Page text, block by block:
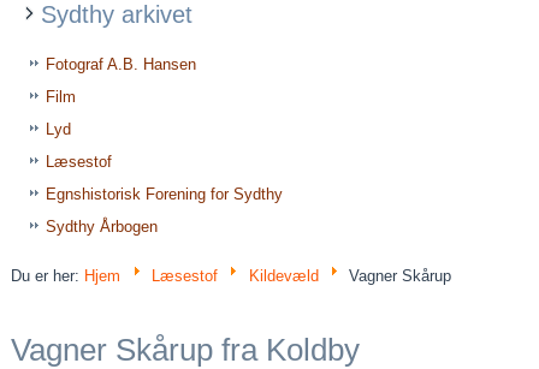
Sydthy arkivet
Fotograf A.B. Hansen
Film
Lyd
Læsestof
Egnshistorisk Forening for Sydthy
Sydthy Årbogen
Du er her: Hjem Læsestof Kildevæld Vagner Skårup
Vagner Skårup fra Koldby